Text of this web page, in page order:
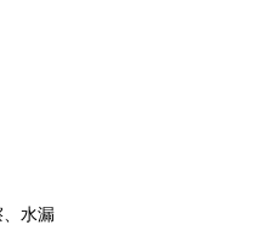
水漏